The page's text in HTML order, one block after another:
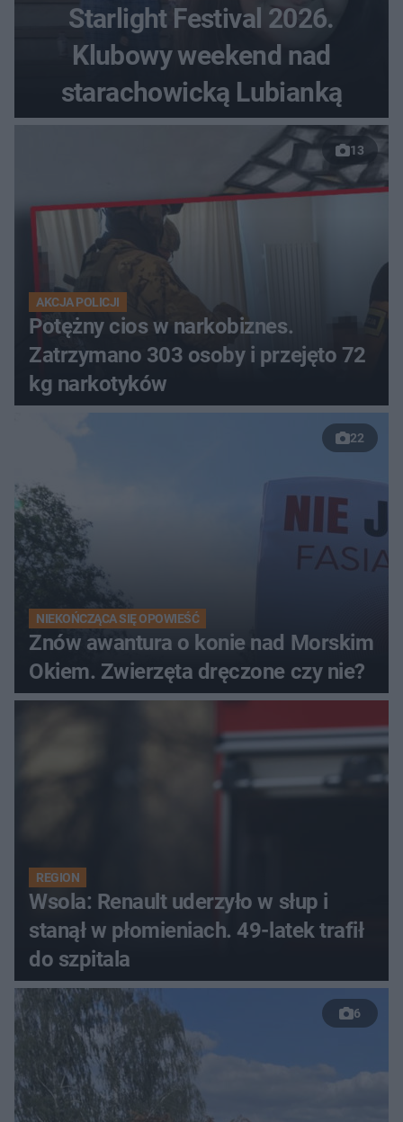
Starlight Festival 2026.
Klubowy weekend nad
starachowicką Lubianką
13
AKCJA POLICJI
Potężny cios w narkobiznes.
Zatrzymano 303 osoby i przejęto 72
kg narkotyków
22
NIEKOŃCZĄCA SIĘ OPOWIEŚĆ
Znów awantura o konie nad Morskim
Okiem. Zwierzęta dręczone czy nie?
REGION
Wsola: Renault uderzyło w słup i
stanął w płomieniach. 49-latek trafił
do szpitala
6